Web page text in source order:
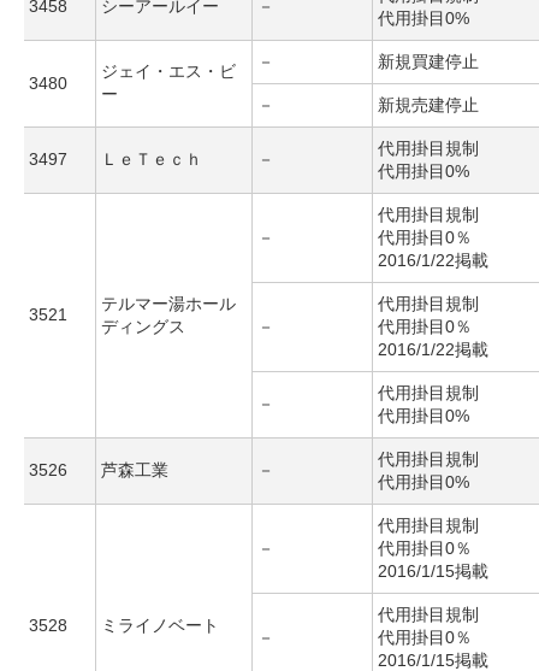
3458 シーアールイー －
代用掛目0%
3480
ジェイ・エス・ビ
ー
－ 新規買建停止
－ 新規売建停止
3497 ＬｅＴｅｃｈ －
代用掛目規制
代用掛目0%
3521
テルマー湯ホール
ディングス
－
代用掛目規制
代用掛目0％
2016/1/22掲載
－
代用掛目規制
代用掛目0％
2016/1/22掲載
－
代用掛目規制
代用掛目0%
3526 芦森工業 －
代用掛目規制
代用掛目0%
3528 ミライノベート
－
代用掛目規制
代用掛目0％
2016/1/15掲載
－
代用掛目規制
代用掛目0％
2016/1/15掲載